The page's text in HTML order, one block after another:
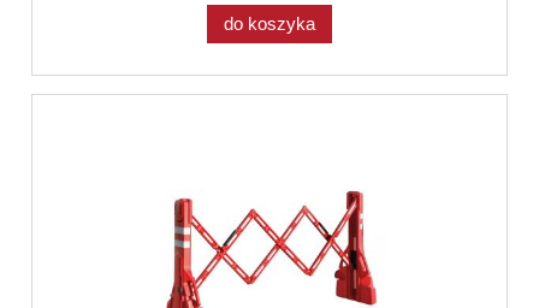
do koszyka